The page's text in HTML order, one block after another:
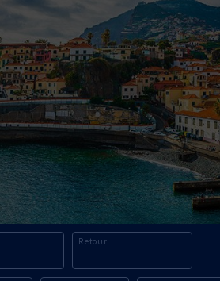
Retour